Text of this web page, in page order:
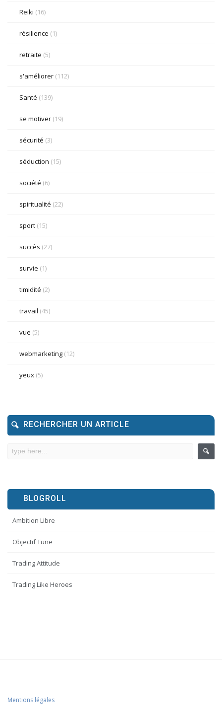
Reiki (16)
résilience (1)
retraite (5)
s'améliorer (112)
Santé (139)
se motiver (19)
sécurité (3)
séduction (15)
société (6)
spiritualité (22)
sport (15)
succès (27)
survie (1)
timidité (2)
travail (45)
vue (5)
webmarketing (12)
yeux (5)
RECHERCHER UN ARTICLE
BLOGROLL
Ambition Libre
Objectif Tune
Trading Attitude
Trading Like Heroes
Mentions légales